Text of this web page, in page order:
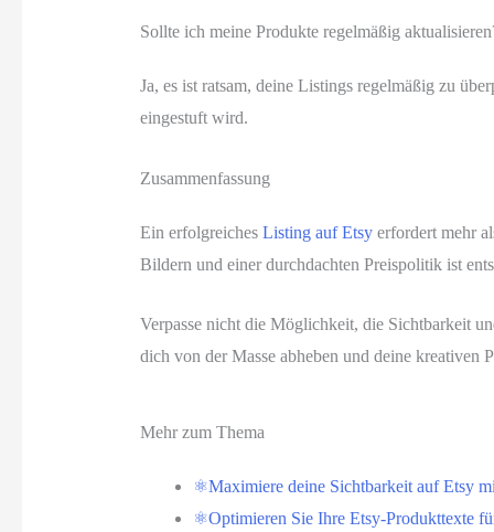
Sollte ich meine Produkte regelmäßig
Ja, es ist ratsam, deine Listings regelmäßig zu
eingestuft wird.
Zusammenfassung
Ein erfolgreiches Listing auf Etsyerfordert mehr
Bildern und einer durchdachten Preispolitik ist
Verpasse nicht die Möglichkeit, die Sichtbarkeit
dich von der Masse abheben und deine
Mehr zum Thema
⚛️Maximiere deine Sichtbarkeit auf Etsy
⚛️Optimieren Sie Ihre Etsy-Produkttexte